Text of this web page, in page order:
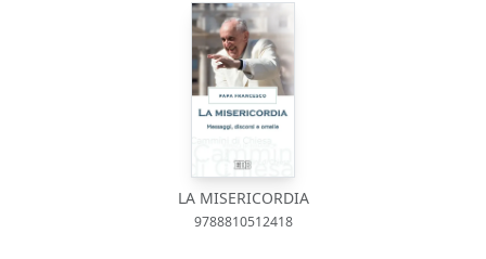
LA MISERICORDIA
9788810512418